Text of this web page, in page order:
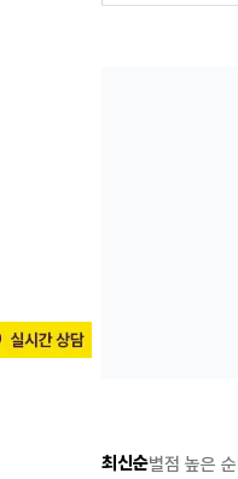
최신순별점 높은 순